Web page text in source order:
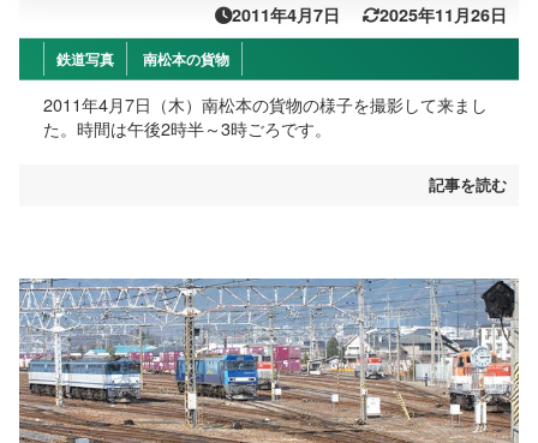
2011年4月7日 2025年11月26日
鉄道写真 南松本の貨物
2011年4月7日（木）南松本の貨物の様子を撮影して来まし
た。時間は午後2時半～3時ごろです。
記事を読む